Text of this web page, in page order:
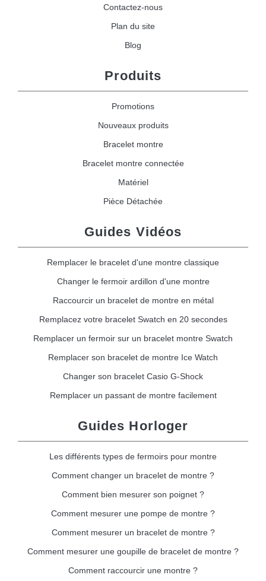
Contactez-nous
Plan du site
Blog
Produits
Promotions
Nouveaux produits
Bracelet montre
Bracelet montre connectée
Matériel
Pièce Détachée
Guides Vidéos
Remplacer le bracelet d'une montre classique
Changer le fermoir ardillon d'une montre
Raccourcir un bracelet de montre en métal
Remplacez votre bracelet Swatch en 20 secondes
Remplacer un fermoir sur un bracelet montre Swatch
Remplacer son bracelet de montre Ice Watch
Changer son bracelet Casio G-Shock
Remplacer un passant de montre facilement
Guides Horloger
Les différents types de fermoirs pour montre
Comment changer un bracelet de montre ?
Comment bien mesurer son poignet ?
Comment mesurer une pompe de montre ?
Comment mesurer un bracelet de montre ?
Comment mesurer une goupille de bracelet de montre ?
Comment raccourcir une montre ?